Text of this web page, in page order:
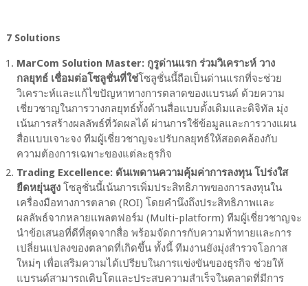
7 Solutions
MarCom Solution Master: กูรูด่านแรก ร่วมวิเคราะห์ วาง
กลยุทธ์ เชื่อมต่อโซลูชั่นที่ใช่โซลูชั่นนี้ถือเป็นด่านแรกที่จะช่วย
วิเคราะห์และแก้ไขปัญหาทางการตลาดของแบรนด์ ด้วยความ
เชี่ยวชาญในการวางกลยุทธ์ทั้งด้านสื่อแบบดั้งเดิมและดิจิทัล มุ่ง
เน้นการสร้างผลลัพธ์ที่วัดผลได้ ผ่านการใช้ข้อมูลและการวางแผน
สื่อแบบเจาะจง ทีมผู้เชี่ยวชาญจะปรับกลยุทธ์ให้สอดคล้องกับ
ความต้องการเฉพาะของแต่ละธุรกิจ
Trading Excellence: ดันเพดานความคุ้มค่าการลงทุน โปร่งใส
ยืดหยุ่นสูง โซลูชั่นนี้เน้นการเพิ่มประสิทธิภาพของการลงทุนใน
เครื่องมือทางการตลาด (ROI) โดยคำนึงถึงประสิทธิภาพและ
ผลลัพธ์จากหลายแพลตฟอร์ม (Multi-platform) ทีมผู้เชี่ยวชาญจะ
นำข้อเสนอที่ดีที่สุดจากสื่อ พร้อมจัดการกับความท้าทายและการ
เปลี่ยนแปลงของตลาดที่เกิดขึ้น ทั้งนี้ ทีมงานยังมุ่งสำรวจโอกาส
ใหม่ๆ เพื่อเสริมความได้เปรียบในการแข่งขันของธุรกิจ ช่วยให้
แบรนด์สามารถเติบโตและประสบความสำเร็จในตลาดที่มีการ